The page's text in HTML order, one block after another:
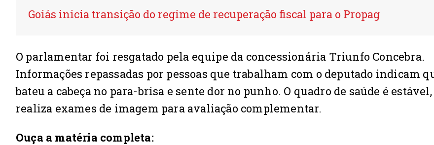
Goiás inicia transição do regime de recuperação fiscal para o Propag
O parlamentar foi resgatado pela equipe da concessionária Triunfo Concebra.
Informações repassadas por pessoas que trabalham com o deputado indicam
bateu a cabeça no para-brisa e sente dor no punho. O quadro de saúde é estável,
realiza exames de imagem para avaliação complementar.
Ouça a matéria completa: